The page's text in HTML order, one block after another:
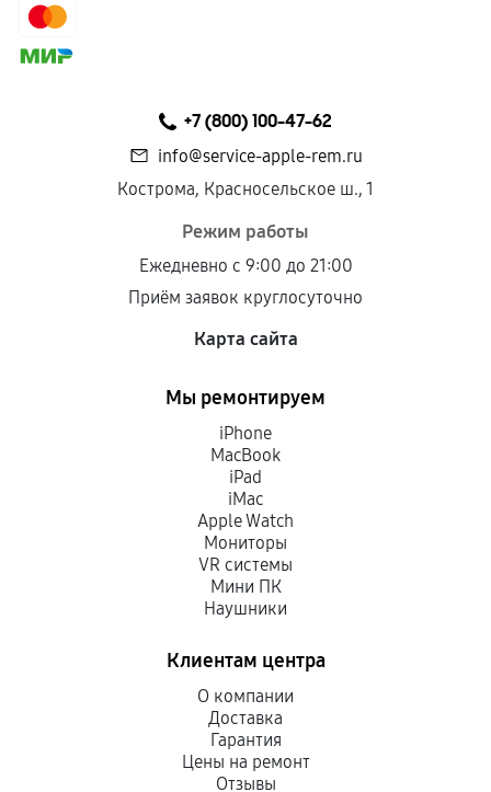
+7 (800) 100-47-62
info@service-apple-rem.ru
Кострома, Красносельское ш., 1
Режим работы
Ежедневно с 9:00 до 21:00
Приём заявок круглосуточно
Карта сайта
Мы ремонтируем
iPhone
MacBook
iPad
iMac
Apple Watch
Мониторы
VR системы
Мини ПК
Наушники
Клиентам центра
О компании
Доставка
Гарантия
Цены на ремонт
Отзывы